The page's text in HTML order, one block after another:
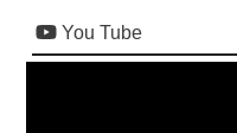
You Tube